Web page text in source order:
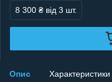
8 300 ₴ від 3 шт.
Опис Характеристики